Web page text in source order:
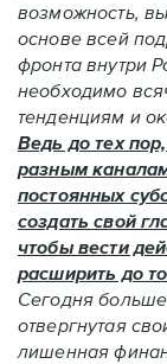
возможность,
основе всей
фронта внутри
необходимо
тенденциям и
Ведь до тех
разным
постоянных
создать свой
чтобы вести
расширить до
Сегодня
отвергнутая
лишенная